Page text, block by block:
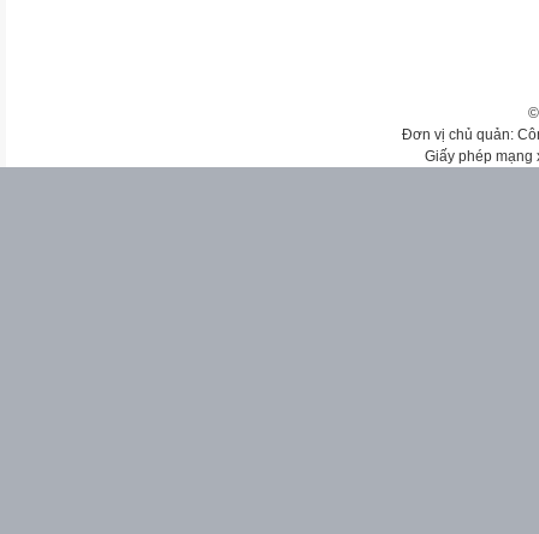
Đơn vị chủ quản:
Giấy phép mạng